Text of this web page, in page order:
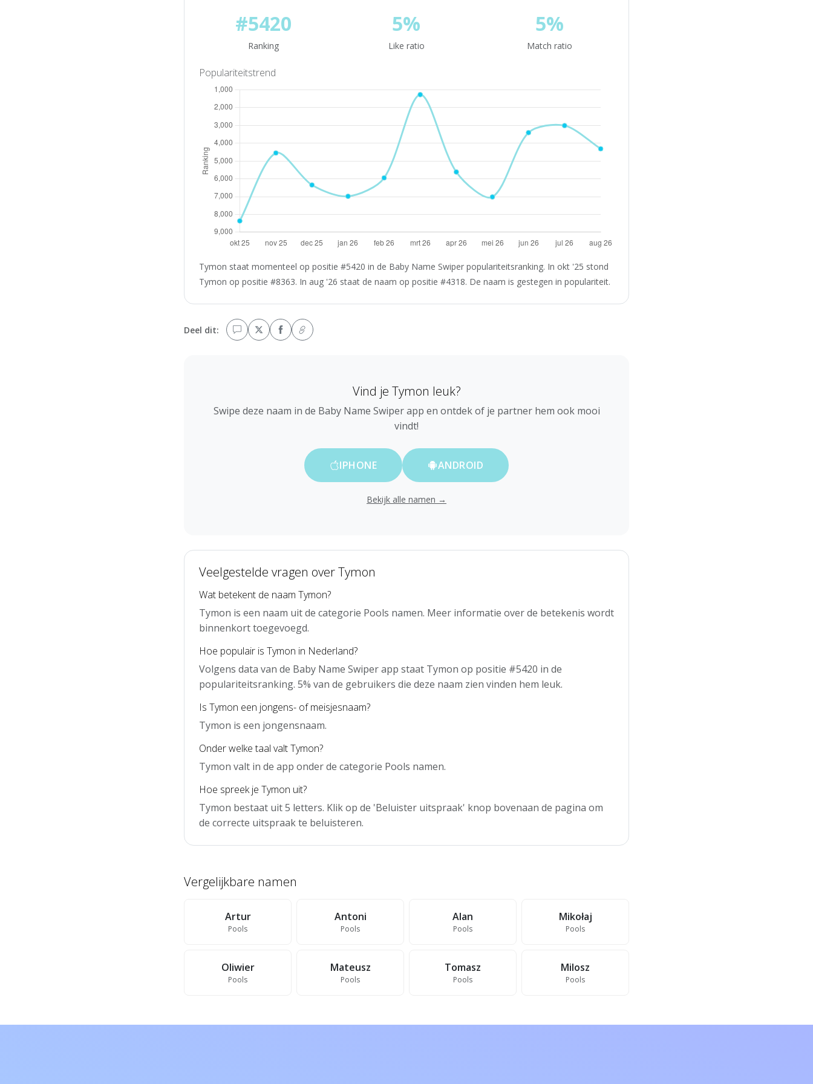
#5420
Ranking
5%
Like ratio
5%
Match ratio
Populariteitstrend
Tymon staat momenteel op positie #5420 in de Baby Name Swiper populariteitsranking. In okt '25 stond
Tymon op positie #8363. In aug '26 staat de naam op positie #4318. De naam is gestegen in populariteit.
Deel dit:
Vind je Tymon leuk?
Swipe deze naam in de Baby Name Swiper app en ontdek of je partner hem ook mooi
vindt!
IPHONE ANDROID
Bekijk alle namen →
Veelgestelde vragen over Tymon
Wat betekent de naam Tymon?
Tymon is een naam uit de categorie Pools namen. Meer informatie over de betekenis wordt
binnenkort toegevoegd.
Hoe populair is Tymon in Nederland?
Volgens data van de Baby Name Swiper app staat Tymon op positie #5420 in de
populariteitsranking. 5% van de gebruikers die deze naam zien vinden hem leuk.
Is Tymon een jongens- of meisjesnaam?
Tymon is een jongensnaam.
Onder welke taal valt Tymon?
Tymon valt in de app onder de categorie Pools namen.
Hoe spreek je Tymon uit?
Tymon bestaat uit 5 letters. Klik op de 'Beluister uitspraak' knop bovenaan de pagina om
de correcte uitspraak te beluisteren.
Vergelijkbare namen
Artur
Pools
Antoni
Pools
Alan
Pools
Mikołaj
Pools
Oliwier
Pools
Mateusz
Pools
Tomasz
Pools
Milosz
Pools